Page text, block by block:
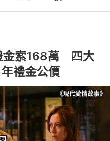
金索168萬 四大
禮金公價